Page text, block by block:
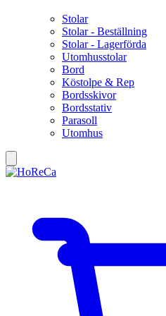
Stolar
Stolar - Beställning
Stolar - Lagerförda
Utomhusstolar
Bord
Köstolpe & Rep
Bordsskivor
Bordsstativ
Parasoll
Utomhus